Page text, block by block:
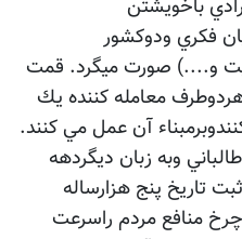
باخويشتن
فكري ودوكشور
و....) صورت ميگرد. قمت
معامله كننده يك
آن عمل مي كنند.
وبه زبان ديگردهه
تاريخ پنج هزارساله
منافع مردم راسرعت